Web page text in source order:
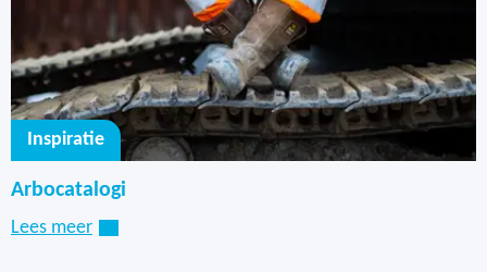
Wat houdt de Arboregeling in?
Metingen verrichten.
Foto's en tekeningen maken.
Monsters nemen.
Voorwerpen (of delen daarvan) meenemen
voor onderzoek.
Arbeidsinspectie treffen?
Inspiratie
Arbocatalogi
Lees meer